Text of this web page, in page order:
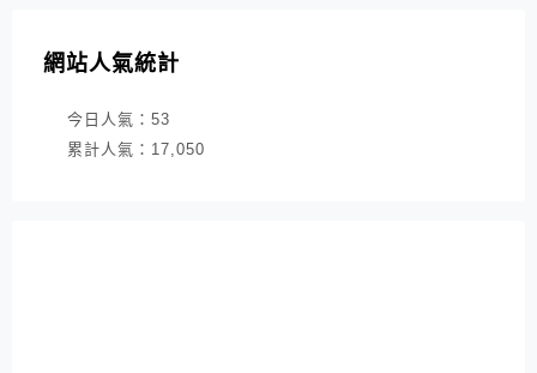
網站人氣統計
今日人氣： 53
累計人氣： 17,050